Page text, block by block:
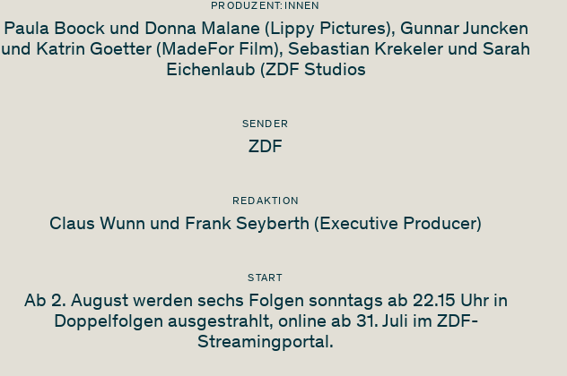
PRODUZENT:INNEN
Paula Boock und Donna Malane (Lippy Pictures), Gunnar Juncken
und Katrin Goetter (MadeFor Film), Sebastian Krekeler und Sarah
Eichenlaub (ZDF Studios
SENDER
ZDF
REDAKTION
Claus Wunn und Frank Seyberth (Executive Producer)
START
Ab 2. August werden sechs Folgen sonntags ab 22.15 Uhr in
Doppelfolgen ausgestrahlt, online ab 31. Juli im ZDF-
Streamingportal.